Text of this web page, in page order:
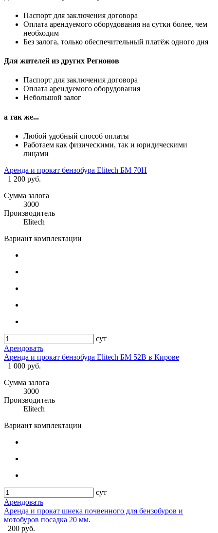
Паспорт для заключения договора
Оплата арендуемого оборудования на сутки более, чем
необходим
Без залога, только обеспечительный платёж одного дня
Для жителей из других Регионов
Паспорт для заключения договора
Оплата арендуемого оборудования
Небольшой залог
а так же...
Любой удобный способ оплаты
Работаем как физическими, так и юридическими
лицами
Аренда и прокат бензобура Elitech БМ 70H
1 200 руб.
Сумма залога
3000
Производитель
Elitech
Вариант комплектации
сут
Арендовать
Аренда и прокат бензобура Elitech БМ 52В в Кирове
1 000 руб.
Сумма залога
3000
Производитель
Elitech
Вариант комплектации
сут
Арендовать
Аренда и прокат шнека почвенного для бензобуров и
мотобуров посадка 20 мм.
200 руб.